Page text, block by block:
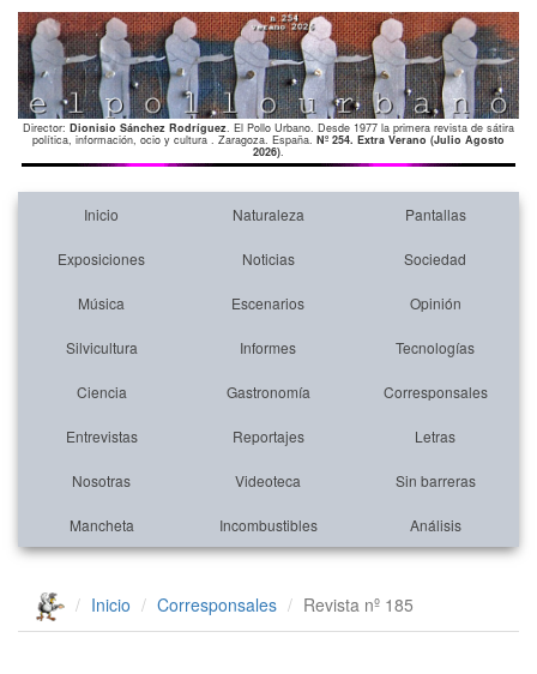
Director: Dionisio Sánchez Rodríguez. El Pollo Urbano. Desde 1977 la primera revista de sátira
política, información, ocio y cultura . Zaragoza. España. Nº 254. Extra Verano (Julio Agosto
2026).
Inicio Naturaleza Pantallas
Exposiciones Noticias Sociedad
Música Escenarios Opinión
Silvicultura Informes Tecnologías
Ciencia Gastronomía Corresponsales
Entrevistas Reportajes Letras
Nosotras Videoteca Sin barreras
Mancheta Incombustibles Análisis
Inicio Corresponsales Revista nº 185